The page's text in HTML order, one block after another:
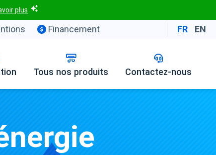
plus
Financement FR EN
Tous nos produits Contactez-nous